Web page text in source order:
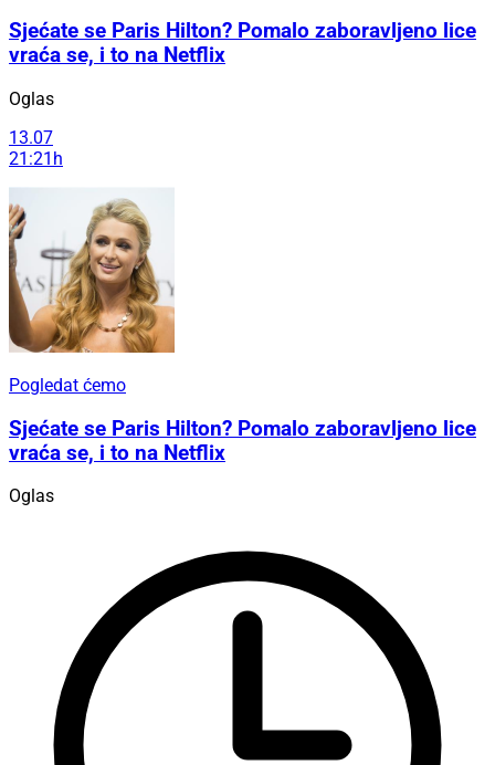
Sjećate se Paris Hilton? Pomalo zaboravljeno lice
vraća se, i to na Netflix
Oglas
13.07
21:21h
Pogledat ćemo
Sjećate se Paris Hilton? Pomalo zaboravljeno lice
vraća se, i to na Netflix
Oglas